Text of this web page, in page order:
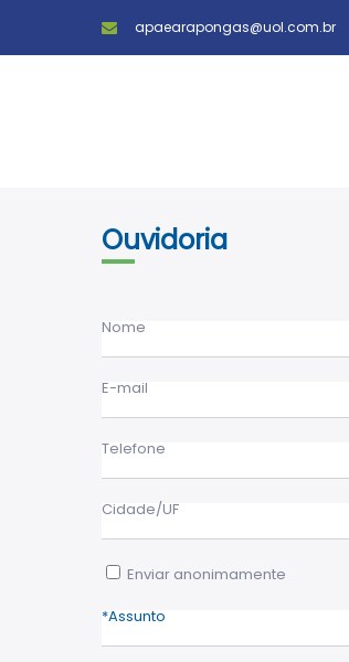
apaearapongas@uol.com.br
Ouvidoria
Nome
E-mail
Telefone
Cidade/UF
Enviar anonimamente
Assunto